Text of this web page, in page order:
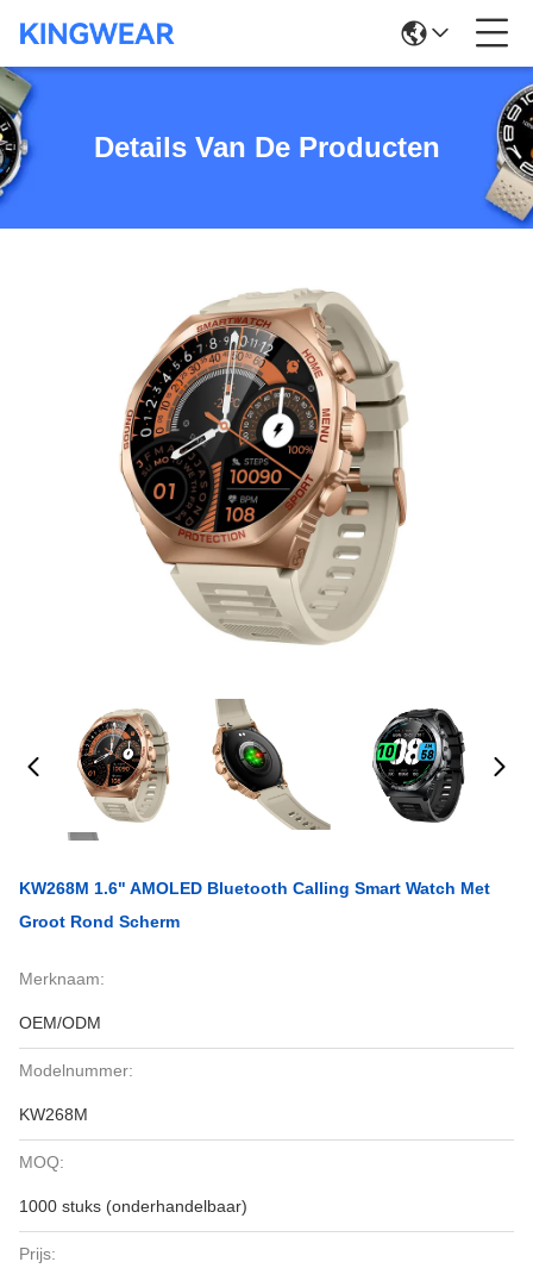
Details Van De Producten
KW268M 1.6" AMOLED Bluetooth Calling Smart Watch Met
Groot Rond Scherm
Merknaam:
OEM/ODM
Modelnummer:
KW268M
MOQ:
1000 stuks (onderhandelbaar)
Prijs: